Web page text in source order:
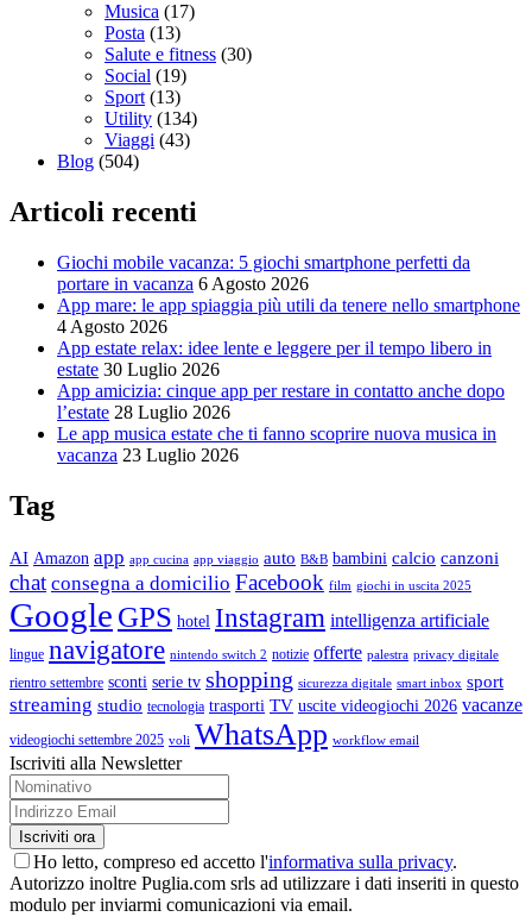
Musica (17)
Posta (13)
Salute e fitness (30)
Social (19)
Sport (13)
Utility (134)
Viaggi (43)
Blog (504)
Articoli recenti
Giochi mobile vacanza: 5 giochi smartphone perfetti da
portare in vacanza 6 Agosto 2026
App mare: le app spiaggia più utili da tenere nello smartphone
4 Agosto 2026
App estate relax: idee lente e leggere per il tempo libero in
estate 30 Luglio 2026
App amicizia: cinque app per restare in contatto anche dopo
l’estate 28 Luglio 2026
Le app musica estate che ti fanno scoprire nuova musica in
vacanza 23 Luglio 2026
Tag
AI Amazon app app cucina app viaggio auto B&B bambini calcio canzoni
chat consegna a domicilio Facebook film giochi in uscita 2025
Google GPS hotel Instagram intelligenza artificiale
lingue navigatore nintendo switch 2 notizie offerte palestra privacy digitale
rientro settembre sconti serie tv shopping sicurezza digitale smart inbox sport
streaming studio tecnologia trasporti TV uscite videogiochi 2026 vacanze
videogiochi settembre 2025 voli WhatsApp workflow email
Iscriviti alla Newsletter
Ho letto, compreso ed accetto l'informativa sulla privacy.
Autorizzo inoltre Puglia.com srls ad utilizzare i dati inseriti in questo
modulo per inviarmi comunicazioni via email.